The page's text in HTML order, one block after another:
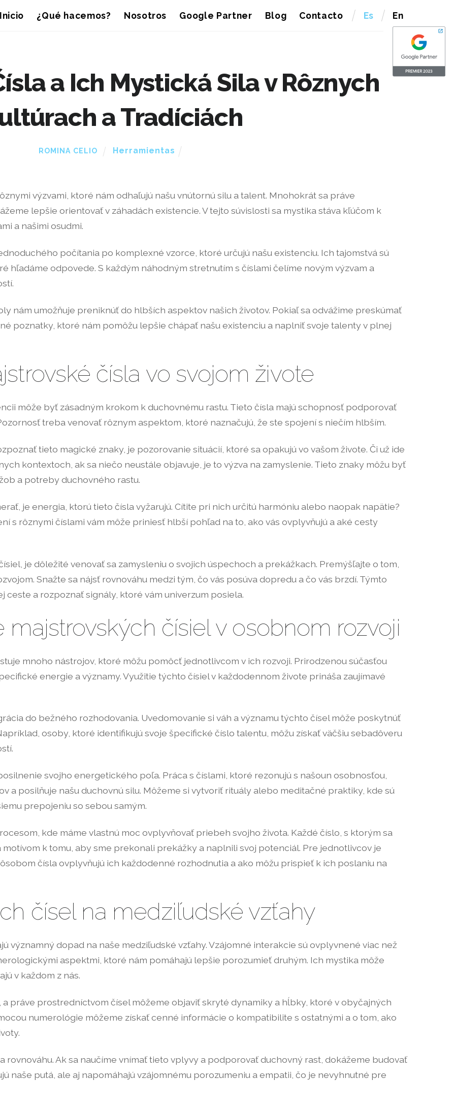
Inicio ¿Qué hacemos? Nosotros Google Partner Blog Contacto Es En
a Ich Mystická Sila v Rôznych
a Tradíciách
ROMINA CELIO Herramientas
výzvami, ktoré nám odhaľujú našu vnútornú silu a talent. Mnohokrát sa práve
lepšie orientovať v záhadách existencie. V tejto súvislosti sa mystika stáva kľúčom k
a našimi osudmi.
počítania po komplexné vzorce, ktoré určujú našu existenciu. Ich tajomstvá sú
hľadáme odpovede. S každým náhodným stretnutím s číslami čelíme novým výzvam a
nám umožňuje preniknúť do hlbších aspektov našich životov. Pokiaľ sa odvážime preskúmať
poznatky, ktoré nám pomôžu lepšie chápať našu existenciu a naplniť svoje talenty v plnej
čísla vo svojom živote
môže byť zásadným krokom k duchovnému rastu. Tieto čísla majú schopnosť podporovať
treba venovať rôznym aspektom, ktoré naznačujú, že ste spojení s niečím hlbším.
tieto magické znaky, je pozorovanie situácií, ktoré sa opakujú vo vašom živote. Či už ide
kontextoch, ak sa niečo neustále objavuje, je to výzva na zamyslenie. Tieto znaky môžu byť
a potreby duchovného rastu.
je energia, ktorú tieto čísla vyžarujú. Cítite pri nich určitú harmóniu alebo naopak napätie?
s rôznymi číslami vám môže priniesť hlbší pohľad na to, ako vás ovplyvňujú a aké cesty
je dôležité venovať sa zamysleniu o svojich úspechoch a prekážkach. Premýšľajte o tom,
Snažte sa nájsť rovnováhu medzi tým, čo vás posúva dopredu a čo vás brzdí. Týmto
a rozpoznať signály, ktoré vám univerzum posiela.
majstrovských čísiel v osobnom rozvoji
mnoho nástrojov, ktoré môžu pomôcť jednotlivcom v ich rozvoji. Prirodzenou súčasťou
energie a významy. Využitie týchto čísiel v každodennom živote prináša zaujímavé
do bežného rozhodovania. Uvedomovanie si váh a významu týchto čísel môže poskytnúť
osoby, ktoré identifikujú svoje špecifické číslo talentu, môžu získať väčšiu sebadôveru
svojho energetického poľa. Práca s číslami, ktoré rezonujú s našoun osobnosťou,
a posilňuje našu duchovnú silu. Môžeme si vytvoriť rituály alebo meditačné praktiky, kde sú
prepojeniu so sebou samým.
kde máme vlastnú moc ovplyvňovať priebeh svojho života. Každé číslo, s ktorým sa
k tomu, aby sme prekonali prekážky a naplnili svoj potenciál. Pre jednotlivcov je
čísla ovplyvňujú ich každodenné rozhodnutia a ako môžu prispieť k ich poslaniu na
čísel na medziľudské vzťahy
významný dopad na naše medziľudské vzťahy. Vzájomné interakcie sú ovplyvnené viac než
aspektmi, ktoré nám pomáhajú lepšie porozumieť druhým. Ich mystika môže
v každom z nás.
a práve prostredníctvom čísel môžeme objaviť skryté dynamiky a hĺbky, ktoré v obyčajných
numerológie môžeme získať cenné informácie o kompatibilite s ostatnými a o tom, ako
rovnováhu. Ak sa naučíme vnímať tieto vplyvy a podporovať duchovný rast, dokážeme budovať
naše putá, ale aj napomáhajú vzájomnému porozumeniu a empatii, čo je nevyhnutné pre